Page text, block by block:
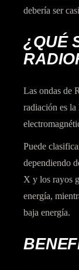
debería ser
¿QUÉ
Las ondas de
radiación es
Puede
dependiendo
X y los rayos
energía,
baja energía.